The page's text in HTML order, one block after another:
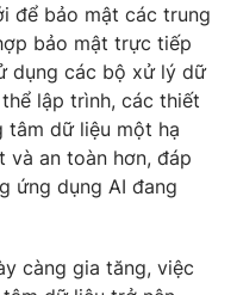
để bảo mật các trung
bảo mật trực tiếp
dụng các bộ xử lý dữ
lập trình, các thiết
tâm dữ liệu một hạ
và an toàn hơn, đáp
ứng dụng AI đang
càng gia tăng, việc